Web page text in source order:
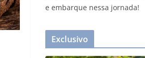
e embarque nessa jornada!
Exclusivo